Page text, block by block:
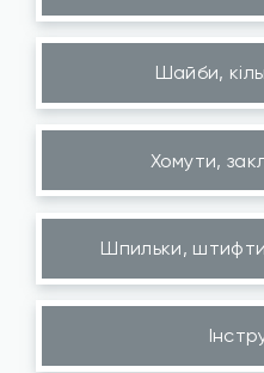
Шайби,
Хомути,
Шпильки,